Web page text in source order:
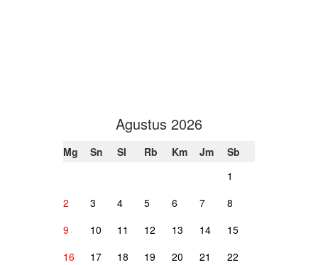
Agustus 2026
Mg Sn Sl Rb Km Jm
Sb
1
2
3 4 5 6 7
8
9
10 11 12 13 14
15
16
17 18 19 20 21
22